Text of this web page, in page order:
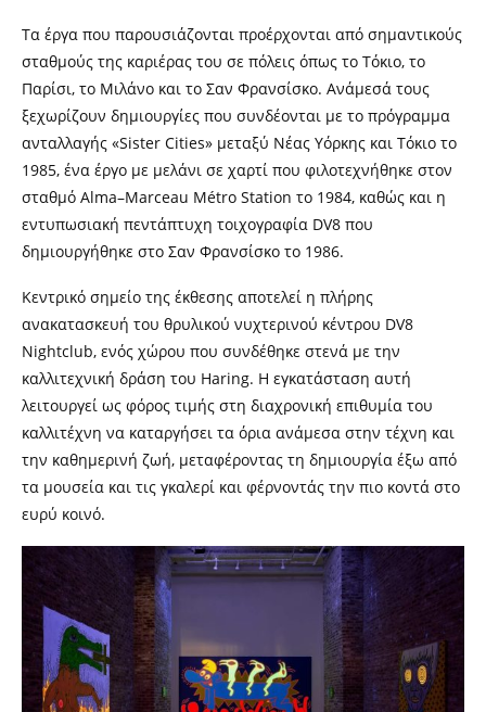
Τα έργα που παρουσιάζονται προέρχονται από σημαντικούς
σταθμούς της καριέρας του σε πόλεις όπως το Τόκιο, το
Παρίσι, το Μιλάνο και το Σαν Φρανσίσκο. Ανάμεσά τους
ξεχωρίζουν δημιουργίες που συνδέονται με το πρόγραμμα
ανταλλαγής «Sister Cities» μεταξύ Νέας Υόρκης και Τόκιο το
1985, ένα έργο με μελάνι σε χαρτί που φιλοτεχνήθηκε στον
σταθμό Alma–Marceau Métro Station το 1984, καθώς και η
εντυπωσιακή πεντάπτυχη τοιχογραφία DV8 που
δημιουργήθηκε στο Σαν Φρανσίσκο το 1986.
Κεντρικό σημείο της έκθεσης αποτελεί η πλήρης
ανακατασκευή του θρυλικού νυχτερινού κέντρου DV8
Nightclub, ενός χώρου που συνδέθηκε στενά με την
καλλιτεχνική δράση του Haring. Η εγκατάσταση αυτή
λειτουργεί ως φόρος τιμής στη διαχρονική επιθυμία του
καλλιτέχνη να καταργήσει τα όρια ανάμεσα στην τέχνη και
την καθημερινή ζωή, μεταφέροντας τη δημιουργία έξω από
τα μουσεία και τις γκαλερί και φέρνοντάς την πιο κοντά στο
ευρύ κοινό.